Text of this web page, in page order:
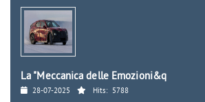
La "Meccanica delle Emozioni&q
28-07-2025 Hits: 5788